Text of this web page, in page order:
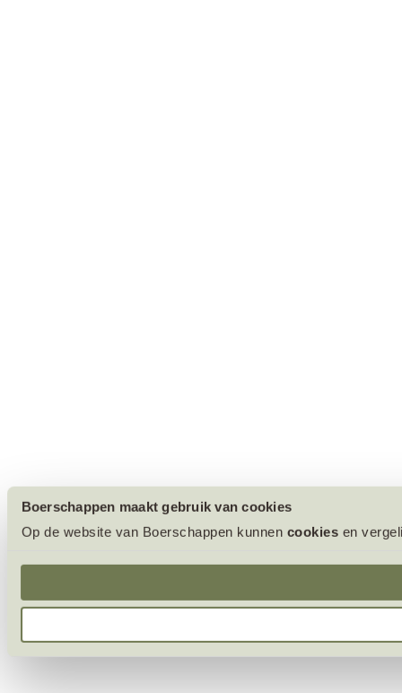
Boerschappen maakt gebruik van cookies
Op de website van Boerschappen kunnen cookies en